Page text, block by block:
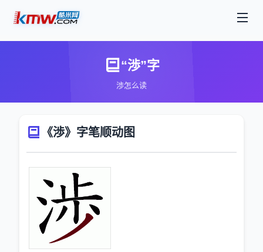
“渉”字
渉怎么读
《渉》字笔顺动图